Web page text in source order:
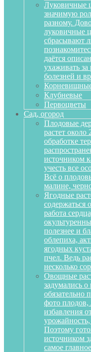
Луковичные
значимую
разному.
луковичные
сбрасывают
даётся
ухаживать
болезней и
Клубневые
Первоцветы
Сад, огород
Плодовые
растет
обработке
источником
учесть все
Всё о
малине,
Ягодные
содержаться
работа
полезнее и
облепиха,
ягодных
пчел. Ведь
несколько
Овощные
задумались
обязательно
фото плодов,
избавления
Поэтому
источником
самое